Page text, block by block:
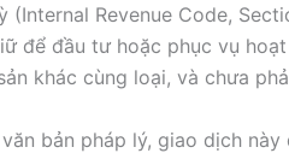
(Internal Revenue Code,
để đầu tư hoặc phục vụ
khác cùng loại, và chưa
bản pháp lý, giao dịch